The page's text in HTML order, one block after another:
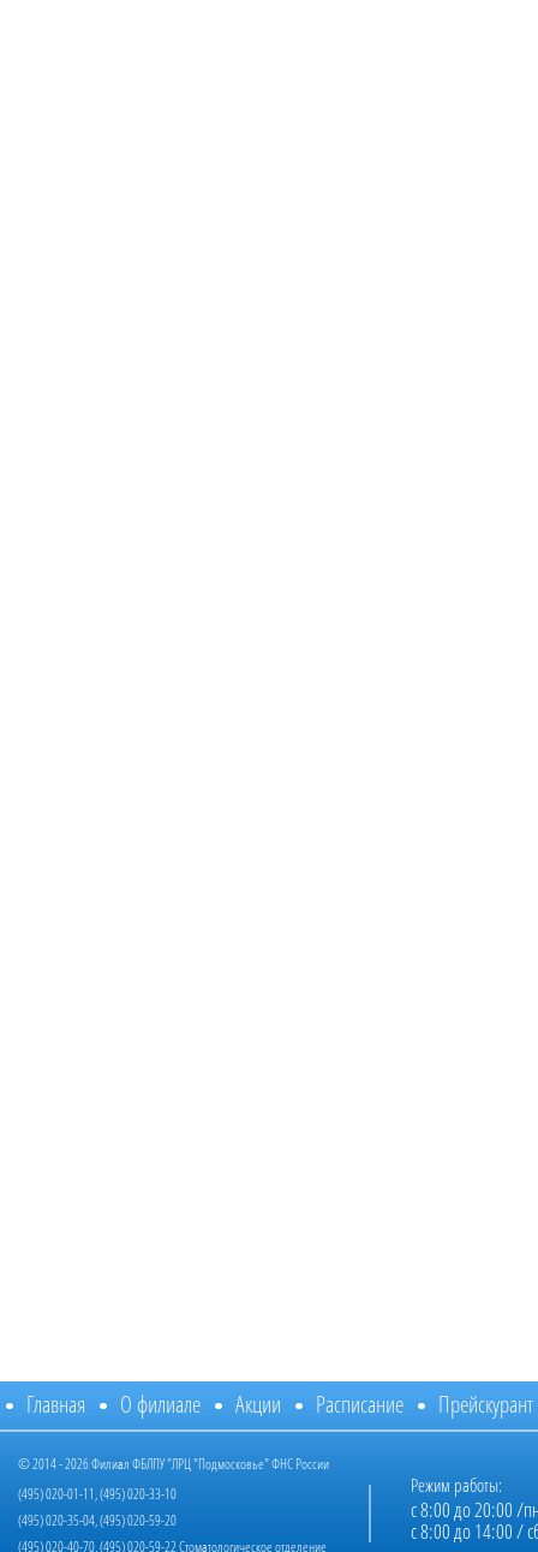
Главная О филиале Акции Расписание Прейскурант
(495) 020-01-11, (495) 020-33-10
(495) 020-35-04, (495) 020-59-20
(495) 020-40-70, (495) 020-59-22 Стоматологическое отделение
Режим работы:
с 8:00 до 20:00 /
с 8:00 до 14:00 /
© 2014 - 2026 Филиал ФБЛПУ "ЛРЦ "Подмосковье" ФНС России